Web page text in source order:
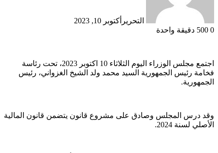
التحرير أكتوبر 10, 2023
0
دقيقة واحدة
اجتمع مجلس الوزراء اليوم الثلاثاء 10 اكتوبر 2023، تحت رئاسة
فخامة رئيس الجمهورية السيد محمد ولد الشيخ الغزواني، رئيس
الجمهورية.
وقد درس المجلس وصادق على مشروع قانون يتضمن قانون المالية
الأصلي لسنة 2024.